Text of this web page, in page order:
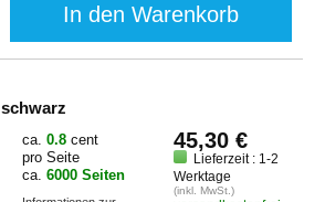
In den Warenkorb
Toner TN-328 BK, schwarz
ca. 0.8 cent
pro Seite
ca. 6000 Seiten
45,30 €
Lieferzeit : 1-2
Werktage
(inkl. MwSt.)